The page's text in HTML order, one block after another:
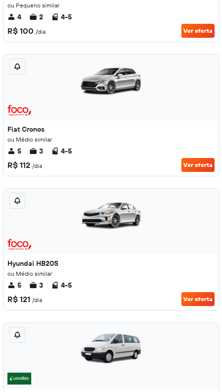
ou Pequeno similar
4 2 4-5
R$ 100 /dia Ver oferta
Fiat Cronos
ou Médio similar
5 3 4-5
R$ 112 /dia Ver oferta
Hyundai HB20S
ou Médio similar
5 3 4-5
R$ 121 /dia Ver oferta